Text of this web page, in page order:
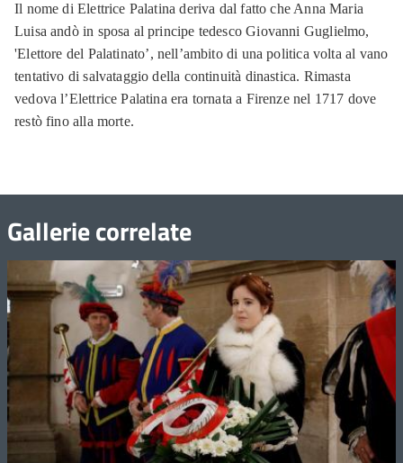
Il nome di Elettrice Palatina deriva dal fatto che Anna Maria
Luisa andò in sposa al principe tedesco Giovanni Guglielmo,
'Elettore del Palatinato’, nell’ambito di una politica volta al vano
tentativo di salvataggio della continuità dinastica. Rimasta
vedova l’Elettrice Palatina era tornata a Firenze nel 1717 dove
restò fino alla morte.
Gallerie correlate